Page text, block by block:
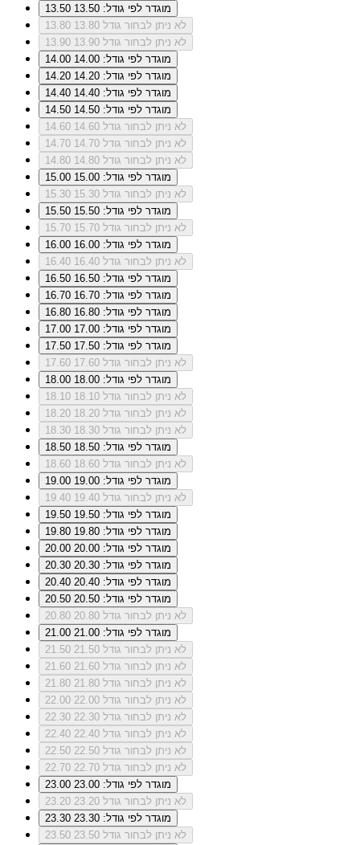
13.50
מוגדר לפי גודל: 13.50
13.80
לא ניתן לבחור גודל 13.80
13.90
לא ניתן לבחור גודל 13.90
14.00
מוגדר לפי גודל: 14.00
14.20
מוגדר לפי גודל: 14.20
14.40
מוגדר לפי גודל: 14.40
14.50
מוגדר לפי גודל: 14.50
14.60
לא ניתן לבחור גודל 14.60
14.70
לא ניתן לבחור גודל 14.70
14.80
לא ניתן לבחור גודל 14.80
15.00
מוגדר לפי גודל: 15.00
15.30
לא ניתן לבחור גודל 15.30
15.50
מוגדר לפי גודל: 15.50
15.70
לא ניתן לבחור גודל 15.70
16.00
מוגדר לפי גודל: 16.00
16.40
לא ניתן לבחור גודל 16.40
16.50
מוגדר לפי גודל: 16.50
16.70
מוגדר לפי גודל: 16.70
16.80
מוגדר לפי גודל: 16.80
17.00
מוגדר לפי גודל: 17.00
17.50
מוגדר לפי גודל: 17.50
17.60
לא ניתן לבחור גודל 17.60
18.00
מוגדר לפי גודל: 18.00
18.10
לא ניתן לבחור גודל 18.10
18.20
לא ניתן לבחור גודל 18.20
18.30
לא ניתן לבחור גודל 18.30
18.50
מוגדר לפי גודל: 18.50
18.60
לא ניתן לבחור גודל 18.60
19.00
מוגדר לפי גודל: 19.00
19.40
לא ניתן לבחור גודל 19.40
19.50
מוגדר לפי גודל: 19.50
19.80
מוגדר לפי גודל: 19.80
20.00
מוגדר לפי גודל: 20.00
20.30
מוגדר לפי גודל: 20.30
20.40
מוגדר לפי גודל: 20.40
20.50
מוגדר לפי גודל: 20.50
20.80
לא ניתן לבחור גודל 20.80
21.00
מוגדר לפי גודל: 21.00
21.50
לא ניתן לבחור גודל 21.50
21.60
לא ניתן לבחור גודל 21.60
21.80
לא ניתן לבחור גודל 21.80
22.00
לא ניתן לבחור גודל 22.00
22.30
לא ניתן לבחור גודל 22.30
22.40
לא ניתן לבחור גודל 22.40
22.50
לא ניתן לבחור גודל 22.50
22.70
לא ניתן לבחור גודל 22.70
23.00
מוגדר לפי גודל: 23.00
23.20
לא ניתן לבחור גודל 23.20
23.30
מוגדר לפי גודל: 23.30
23.50
לא ניתן לבחור גודל 23.50